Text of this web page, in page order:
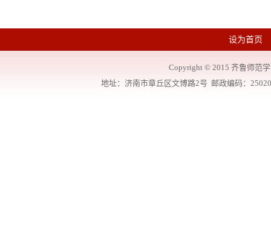
设为首页
Copyright © 2015 齐鲁师范
地址：济南市章丘区文博路2号 邮政编码：